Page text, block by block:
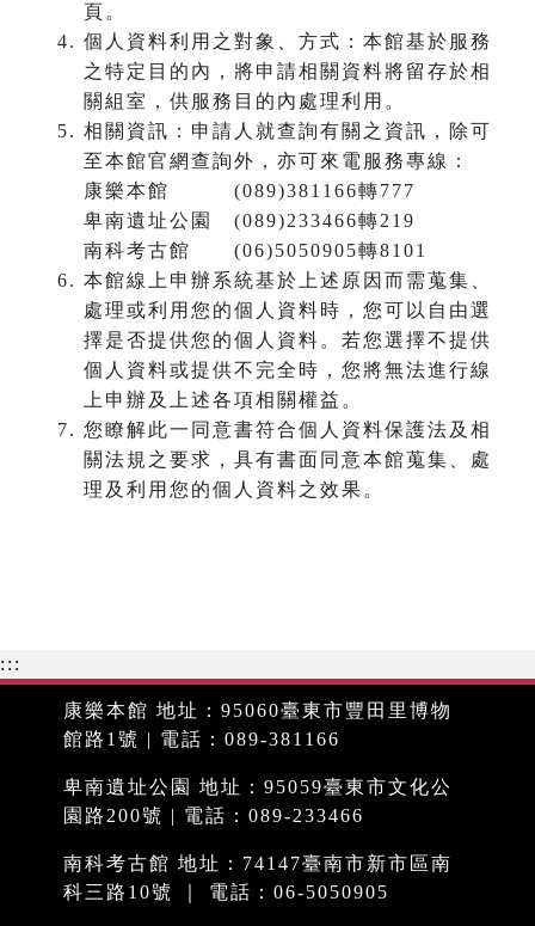
頁。
個人資料利用之對象、方式：本館基於服務
之特定目的內，將申請相關資料將留存於相
關組室，供服務目的內處理利用。
相關資訊：申請人就查詢有關之資訊，除可
至本館官網查詢外，亦可來電服務專線：
康樂本館 (089)381166轉777
卑南遺址公園 (089)233466轉219
南科考古館 (06)5050905轉8101
本館線上申辦系統基於上述原因而需蒐集、
處理或利用您的個人資料時，您可以自由選
擇是否提供您的個人資料。若您選擇不提供
個人資料或提供不完全時，您將無法進行線
上申辦及上述各項相關權益。
您瞭解此一同意書符合個人資料保護法及相
關法規之要求，具有書面同意本館蒐集、處
理及利用您的個人資料之效果。
:::
康樂本館 地址：95060臺東市豐田里博物
館路1號 | 電話：089-381166
卑南遺址公園 地址：95059臺東市文化公
園路200號 | 電話：089-233466
南科考古館 地址：74147臺南市新市區南
科三路10號 ｜ 電話：06-5050905